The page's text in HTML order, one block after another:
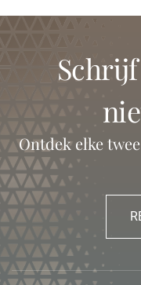
schrijf u in op onze
Ontdek elke